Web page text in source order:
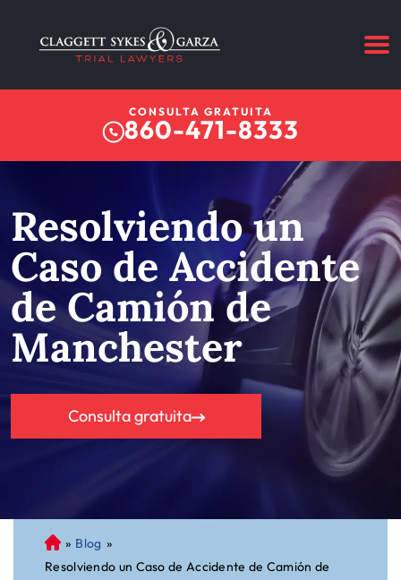
CONSULTA GRATUITA
860-471-8333
Resolviendo un
Caso de Accidente
de Camión de
Manchester
Consulta gratuita
A
bo
» Blog »
Resolviendo un Caso de Accidente de Camión de